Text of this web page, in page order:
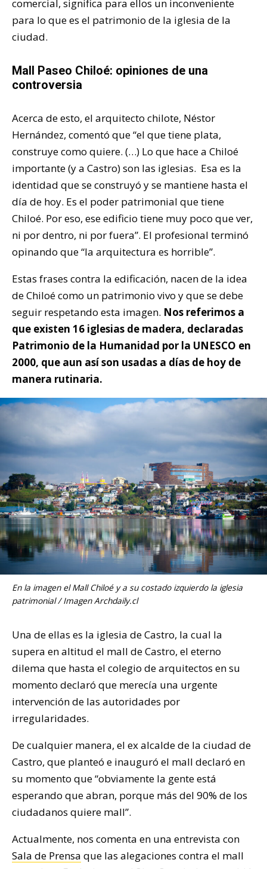
comercial, significa para ellos un inconveniente
para lo que es el patrimonio de la iglesia de la
ciudad.
Mall Paseo Chiloé: opiniones de una
controversia
Acerca de esto, el arquitecto chilote, Néstor
Hernández, comentó que “el que tiene plata,
construye como quiere. (…) Lo que hace a Chiloé
importante (y a Castro) son las iglesias. Esa es la
identidad que se construyó y se mantiene hasta el
día de hoy. Es el poder patrimonial que tiene
Chiloé. Por eso, ese edificio tiene muy poco que ver,
ni por dentro, ni por fuera”. El profesional terminó
opinando que “la arquitectura es horrible”.
Estas frases contra la edificación, nacen de la idea
de Chiloé como un patrimonio vivo y que se debe
seguir respetando esta imagen. Nos referimos a
que existen 16 iglesias de madera, declaradas
Patrimonio de la Humanidad por la UNESCO en
2000, que aun así son usadas a días de hoy de
manera rutinaria.
En la imagen el Mall Chiloé y a su costado izquierdo la iglesia
patrimonial / Imagen Archdaily.cl
Una de ellas es la iglesia de Castro, la cual la
supera en altitud el mall de Castro, el eterno
dilema que hasta el colegio de arquitectos en su
momento declaró que merecía una urgente
intervención de las autoridades por
irregularidades.
De cualquier manera, el ex alcalde de la ciudad de
Castro, que planteó e inauguró el mall declaró en
su momento que “obviamente la gente está
esperando que abran, porque más del 90% de los
ciudadanos quiere mall”.
Actualmente, nos comenta en una entrevista con
Sala de Prensa que las alegaciones contra el mall